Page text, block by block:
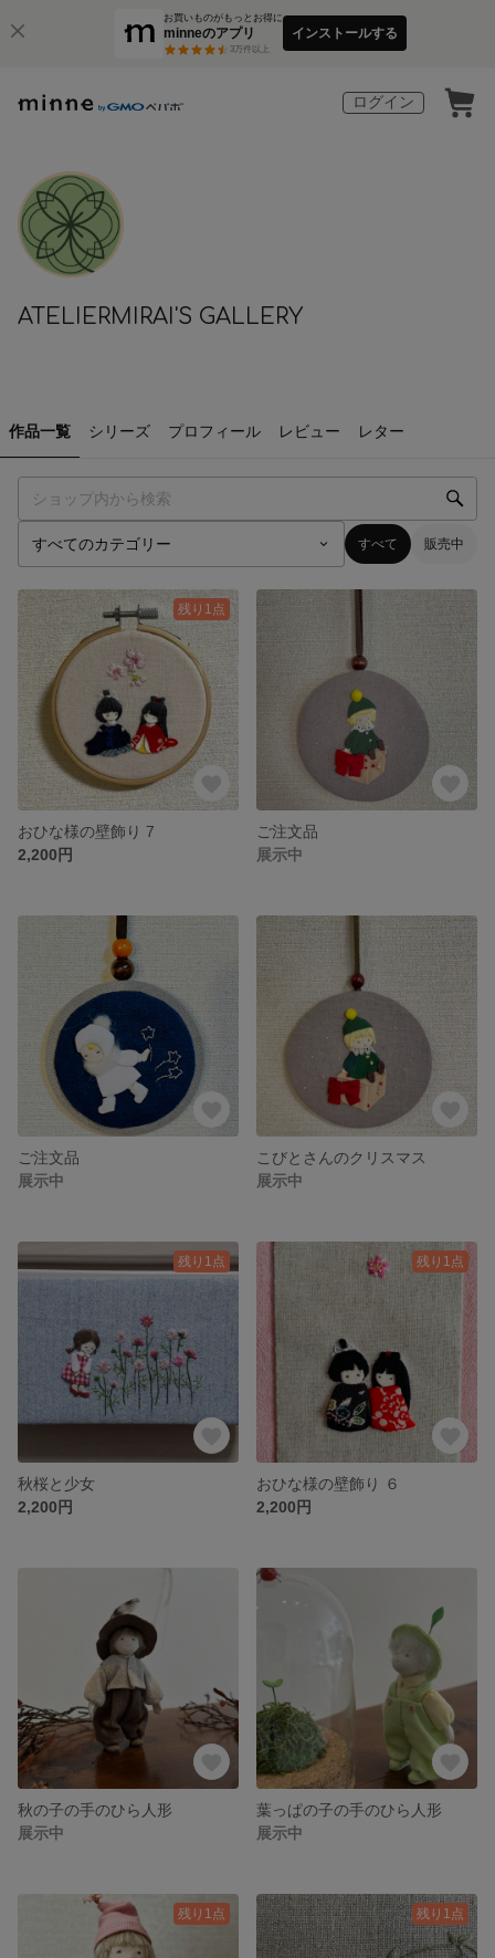
お買いものがもっとお得に
minneのアプリ
3万件以上
インストールする
ログイン
ATELIERMIRAI'S GALLERY
作品一覧 シリーズ プロフィール レビュー レター
すべて 販売中
残り1点
おひな様の壁飾り 7
2,200円
ご注文品
展示中
ご注文品
展示中
こびとさんのクリスマス
展示中
残り1点
秋桜と少女
2,200円
残り1点
おひな様の壁飾り ６
2,200円
秋の子の手のひら人形
展示中
葉っぱの子の手のひら人形
展示中
残り1点 残り1点